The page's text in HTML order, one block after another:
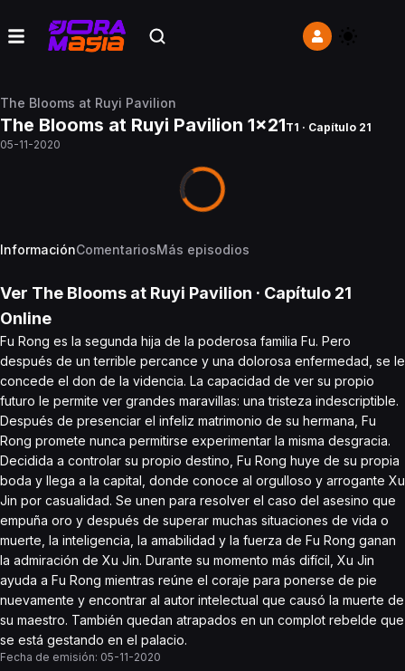
The Blooms at Ruyi Pavilion
The Blooms at Ruyi Pavilion 1x21T1 · Capítulo 21
05-11-2020
InformaciónComentariosMás episodios
Ver The Blooms at Ruyi Pavilion · Capítulo 21
Online
Fu Rong es la segunda hija de la poderosa familia Fu. Pero
después de un terrible percance y una dolorosa enfermedad, se le
concede el don de la videncia. La capacidad de ver su propio
futuro le permite ver grandes maravillas: una tristeza indescriptible.
Después de presenciar el infeliz matrimonio de su hermana, Fu
Rong promete nunca permitirse experimentar la misma desgracia.
Decidida a controlar su propio destino, Fu Rong huye de su propia
boda y llega a la capital, donde conoce al orgulloso y arrogante Xu
Jin por casualidad. Se unen para resolver el caso del asesino que
empuña oro y después de superar muchas situaciones de vida o
muerte, la inteligencia, la amabilidad y la fuerza de Fu Rong ganan
la admiración de Xu Jin. Durante su momento más difícil, Xu Jin
ayuda a Fu Rong mientras reúne el coraje para ponerse de pie
nuevamente y encontrar al autor intelectual que causó la muerte de
su maestro. También quedan atrapados en un complot rebelde que
se está gestando en el palacio.
Fecha de emisión: 05-11-2020